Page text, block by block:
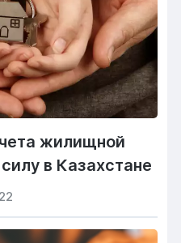
жилищной
в Казахстане